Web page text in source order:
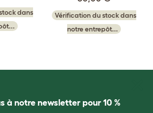
dans
Vérification du stock dans
notre entrepôt...
à notre newsletter pour 10 %